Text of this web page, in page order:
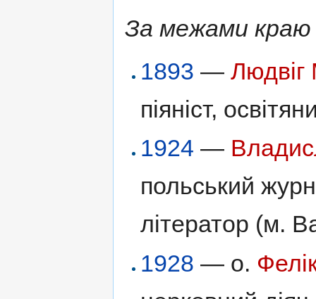
За межами краю
1893 —
піяніст,
1924 —
польський
літератор (м.
1928 — о.